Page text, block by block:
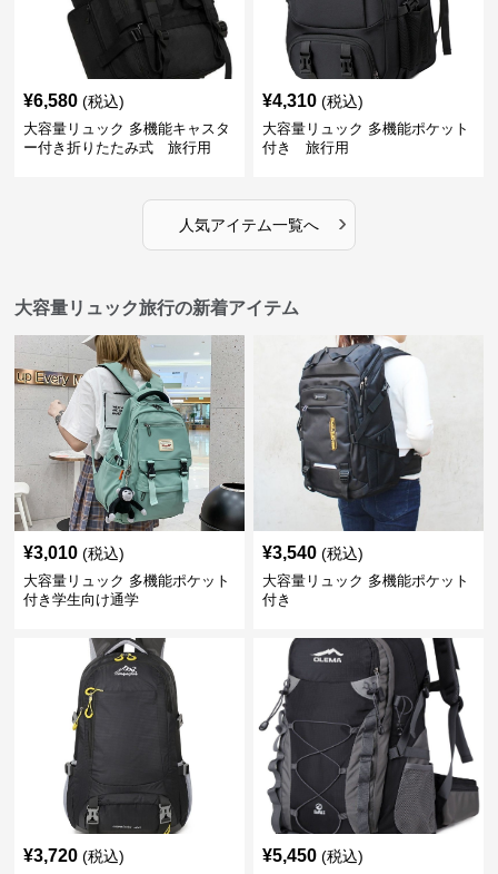
¥6,580 (税込)
大容量リュック 多機能キャスタ
ー付き折りたたみ式 旅行用
¥4,310 (税込)
大容量リュック 多機能ポケット
付き 旅行用
人気アイテム一覧へ ›
大容量リュック旅行の新着アイテム
¥3,010 (税込)
大容量リュック 多機能ポケット
付き学生向け通学
¥3,540 (税込)
大容量リュック 多機能ポケット
付き
¥3,720 (税込) ¥5,450 (税込)